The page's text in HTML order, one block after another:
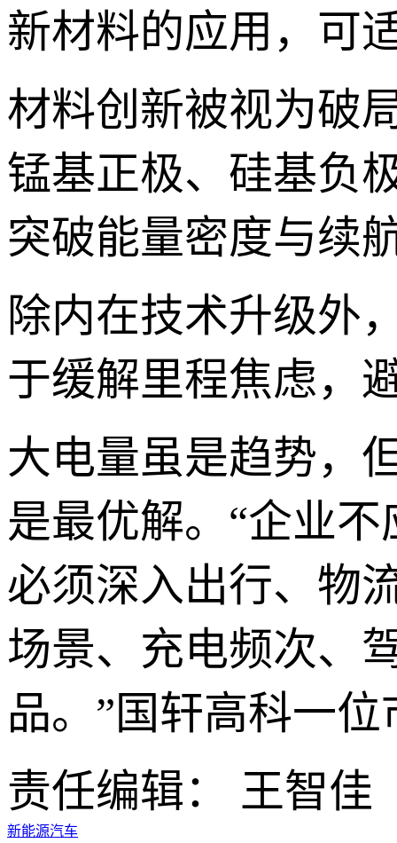
新材料的应用，可
材料创新被视为破
锰基正极、硅基负
突破能量密度与续
除内在技术升级外
于缓解里程焦虑，
大电量虽是趋势，
是最优解。“企业
必须深入出行、物
场景、充电频次、
品。”国轩高科一
责任编辑： 王智佳
新能源汽车